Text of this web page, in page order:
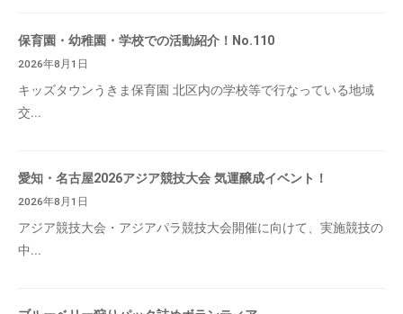
保育園・幼稚園・学校での活動紹介！No.110
2026年8月1日
キッズタウンうきま保育園 北区内の学校等で行なっている地域
交...
愛知・名古屋2026アジア競技大会 気運醸成イベント！
2026年8月1日
アジア競技大会・アジアパラ競技大会開催に向けて、実施競技の
中...